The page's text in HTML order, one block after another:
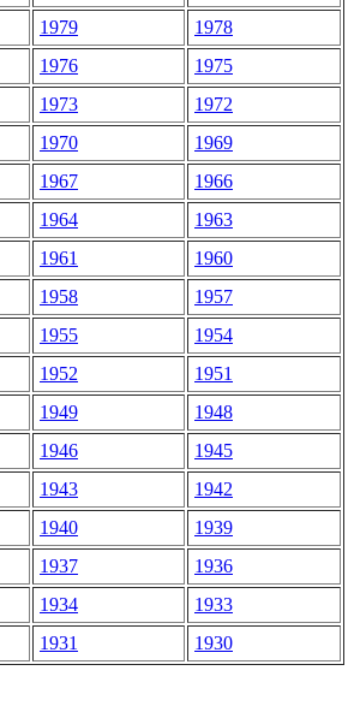
1979
1978
1976
1975
1973
1972
1970
1969
1967
1966
1964
1963
1961
1960
1958
1957
1955
1954
1952
1951
1949
1948
1946
1945
1943
1942
1940
1939
1937
1936
1934
1933
1931 1930